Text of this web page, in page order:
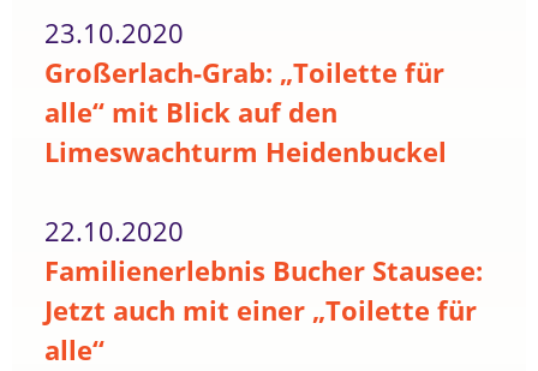
23.10.2020
Großerlach-Grab: „Toilette für
alle“ mit Blick auf den
Limeswachturm Heidenbuckel
22.10.2020
Familienerlebnis Bucher Stausee:
Jetzt auch mit einer „Toilette für
alle“